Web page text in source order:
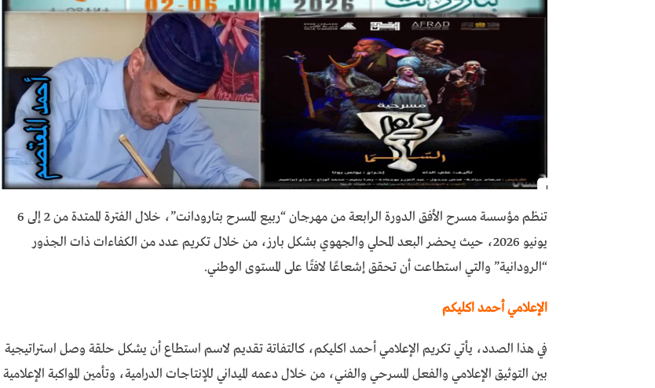
تنظم مؤسسة مسرح الأفق الدورة الرابعة من مهرجان “ربيع المسرح بتارودانت”، خلال الفترة الممتدة من 2 إلى 6
يونيو 2026، حيث يحضر البعد المحلي والجهوي بشكل بارز، من خلال تكريم عدد من الكفاءات ذات الجذور
“الرودانية” والتي استطاعت أن تحقق إشعاعًا لافتًا على المستوى الوطني.
الإعلامي أحمد اكليكم
في هذا الصدد، يأتي تكريم الإعلامي أحمد اكليكم، كالتفاتة تقديم لاسم استطاع أن يشكل حلقة وصل استراتيجية
بين التوثيق الإعلامي والفعل المسرحي والفني، من خلال دعمه الميداني للإنتاجات الدرامية، وتأمين المواكبة الإعلامية